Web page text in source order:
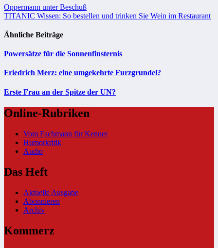
Beitragsnavigation
Oppermann unter Beschuß
TITANIC Wissen: So bestellen und trinken Sie Wein im Restaurant
Ähnliche Beiträge
Powersätze für die Sonnenfinsternis
Friedrich Merz: eine umgekehrte Furzgrundel?
Erste Frau an der Spitze der UN?
Online-Rubriken
Vom Fachmann für Kenner
Humorkritik
Audio
Das Heft
Aktuelle Ausgabe
Abonnieren
Archiv
Kommerz